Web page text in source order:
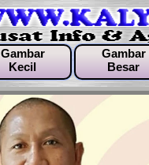
Gambar
Kecil
Gambar
Besar